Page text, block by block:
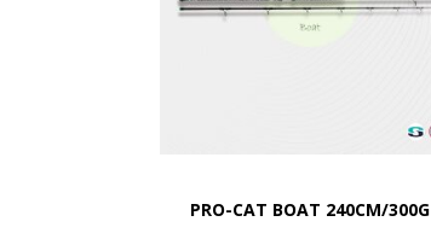
PRO-CAT BOAT 240CM/300G